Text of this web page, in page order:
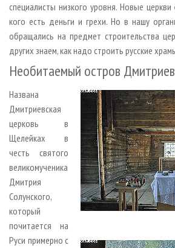
специалисты низкого уровня. Новые
кого есть деньги и грехи. Но в нашу
обращались на предмет строительства
других знаем, как надо строить русские
Необитаемый остров
Названа
Дмитриевская
церковь в
Щелейках в
честь святого
великомученика
Дмитрия
Солунского,
который
почитается на
Руси примерно с